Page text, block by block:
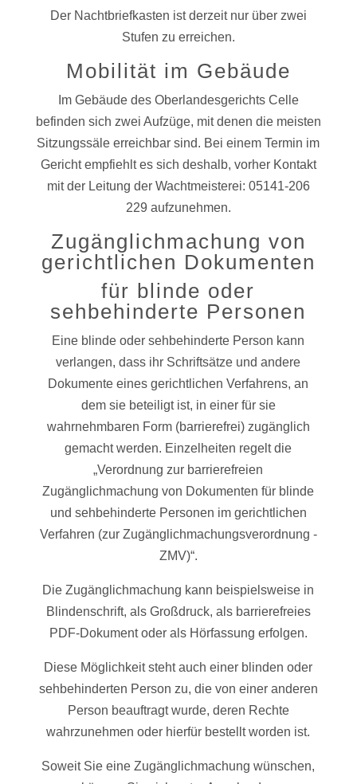
Der Nachtbriefkasten ist derzeit nur über zwei
Stufen zu erreichen.
Mobilität im Gebäude
Im Gebäude des Oberlandesgerichts Celle
befinden sich zwei Aufzüge, mit denen die meisten
Sitzungssäle erreichbar sind. Bei einem Termin im
Gericht empfiehlt es sich deshalb, vorher Kontakt
mit der Leitung der Wachtmeisterei: 05141-206
229 aufzunehmen.
Zugänglichmachung von
gerichtlichen Dokumenten
für blinde oder
sehbehinderte Personen
Eine blinde oder sehbehinderte Person kann
verlangen, dass ihr Schriftsätze und andere
Dokumente eines gerichtlichen Verfahrens, an
dem sie beteiligt ist, in einer für sie
wahrnehmbaren Form (barrierefrei) zugänglich
gemacht werden. Einzelheiten regelt die
„Verordnung zur barrierefreien
Zugänglichmachung von Dokumenten für blinde
und sehbehinderte Personen im gerichtlichen
Verfahren (zur Zugänglichmachungsverordnung -
ZMV)“.
Die Zugänglichmachung kann beispielsweise in
Blindenschrift, als Großdruck, als barrierefreies
PDF-Dokument oder als Hörfassung erfolgen.
Diese Möglichkeit steht auch einer blinden oder
sehbehinderten Person zu, die von einer anderen
Person beauftragt wurde, deren Rechte
wahrzunehmen oder hierfür bestellt worden ist.
Soweit Sie eine Zugänglichmachung wünschen,